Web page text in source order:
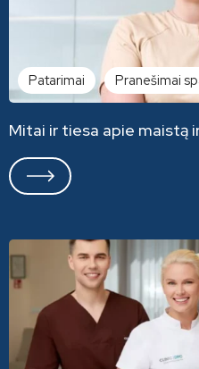
Patarimai Pranešimai
Mitai ir tiesa apie maistą